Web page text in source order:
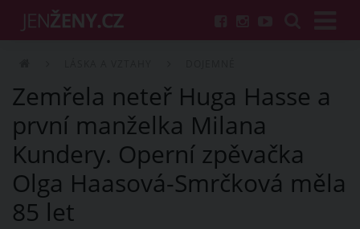
Zemřela neteř Huga Hasse a
první manželka Milana
Kundery. Operní zpěvačka
Olga Haasová-Smrčková měla
85 let